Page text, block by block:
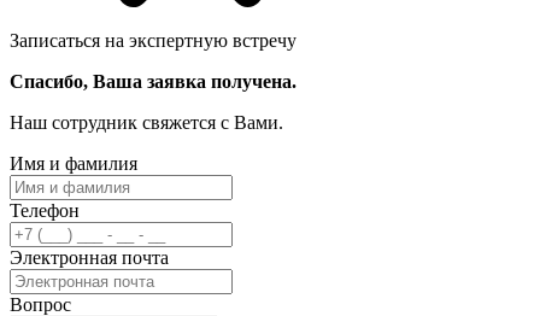
Записаться на экспертную встречу
Спасибо, Ваша заявка получена.
Наш сотрудник свяжется с Вами.
Имя и фамилия
Телефон
Электронная почта
Вопрос